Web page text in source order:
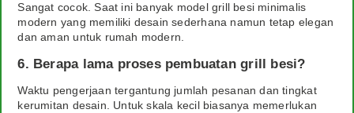
Sangat cocok. Saat ini banyak model grill besi minimalis
modern yang memiliki desain sederhana namun tetap elegan
dan aman untuk rumah modern.
6. Berapa lama proses pembuatan grill besi?
Waktu pengerjaan tergantung jumlah pesanan dan tingkat
kerumitan desain. Untuk skala kecil biasanya memerlukan